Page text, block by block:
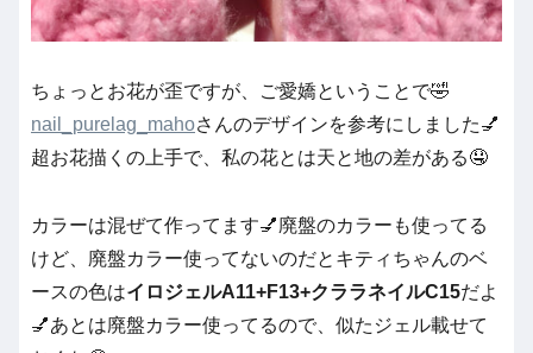
ちょっとお花が歪ですが、ご愛嬌ということで🤣
nail_purelag_mahoさんのデザインを参考にしました💅
超お花描くの上手で、私の花とは天と地の差がある🤤
カラーは混ぜて作ってます💅廃盤のカラーも使ってる
けど、廃盤カラー使ってないのだとキティちゃんのベ
ースの色はイロジェルA11+F13+クララネイルC15だよ
💅あとは廃盤カラー使ってるので、似たジェル載せて